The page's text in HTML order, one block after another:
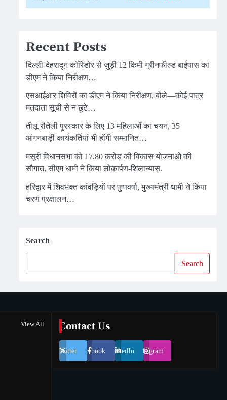
Recent Posts
दिल्ली-देहरादून कॉरिडोर से जुड़ी 12 किमी ग्रीनफील्ड बाईपास का
डीएम ने किया निरीक्षण…
एसआईआर शिविरों का डीएम ने किया निरीक्षण, बोले—कोई पात्र
मतदाता सूची से न छूटे…
तीलू रौतेली पुरस्कार के लिए 13 महिलाओं का चयन, 35
आंगनबाड़ी कार्यकर्तियां भी होंगी सम्मानित…
मसूरी विधानसभा को 17.80 करोड़ की विकास योजनाओं की
सौगात, सीएम धामी ने किया लोकार्पण-शिलान्यास.
हरिद्वार में शिवभक्त कांवड़ियों पर पुष्पवर्षा, मुख्यमंत्री धामी ने किया
चरण प्रक्षालन…
Search
Search
View All Contact Us
Twitter Facebook LinkedIn Instagram